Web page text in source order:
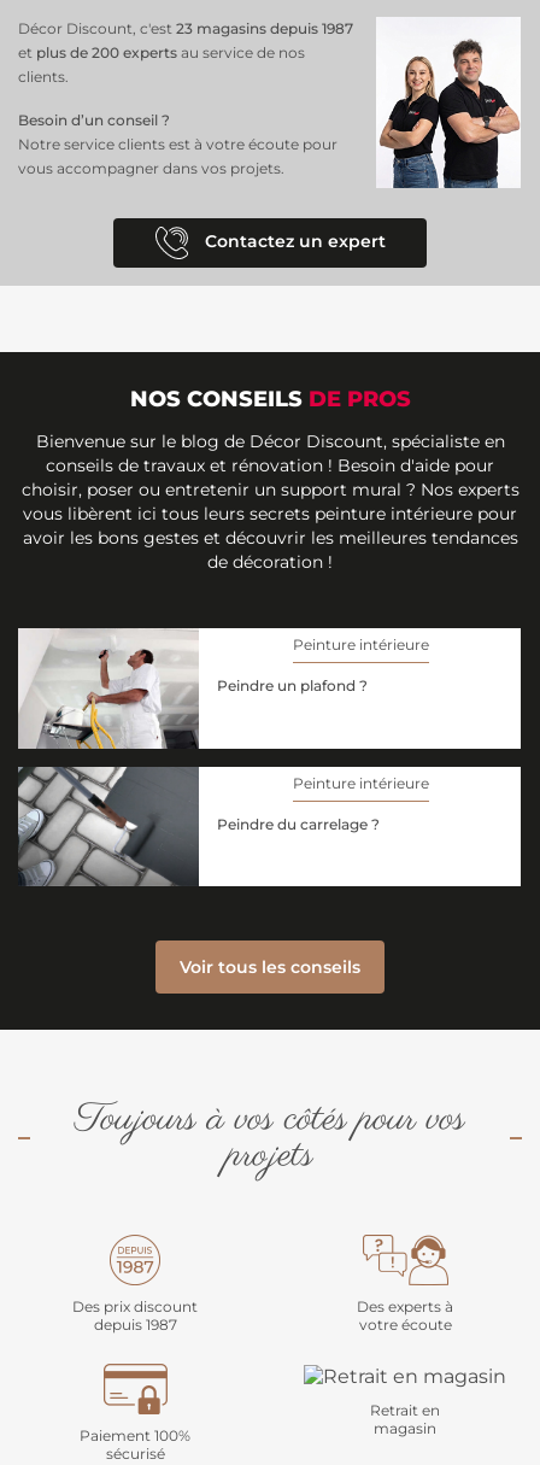
Décor Discount, c'est 23 magasins depuis 1987
et plus de 200 experts au service de nos
clients.
Besoin d’un conseil ?
Notre service clients est à votre écoute pour
vous accompagner dans vos projets.
Contactez un expert
NOS CONSEILS DE PROS
Bienvenue sur le blog de Décor Discount, spécialiste en
conseils de travaux et rénovation ! Besoin d'aide pour
choisir, poser ou entretenir un support mural ? Nos experts
vous libèrent ici tous leurs secrets peinture intérieure pour
avoir les bons gestes et découvrir les meilleures tendances
de décoration !
Peinture intérieure
Peindre un plafond ?
Peinture intérieure
Peindre du carrelage ?
Voir tous les conseils
Toujours à vos côtés pour vos
projets
Des prix discount
depuis 1987
Des experts à
votre écoute
Paiement 100%
sécurisé
Retrait en
magasin